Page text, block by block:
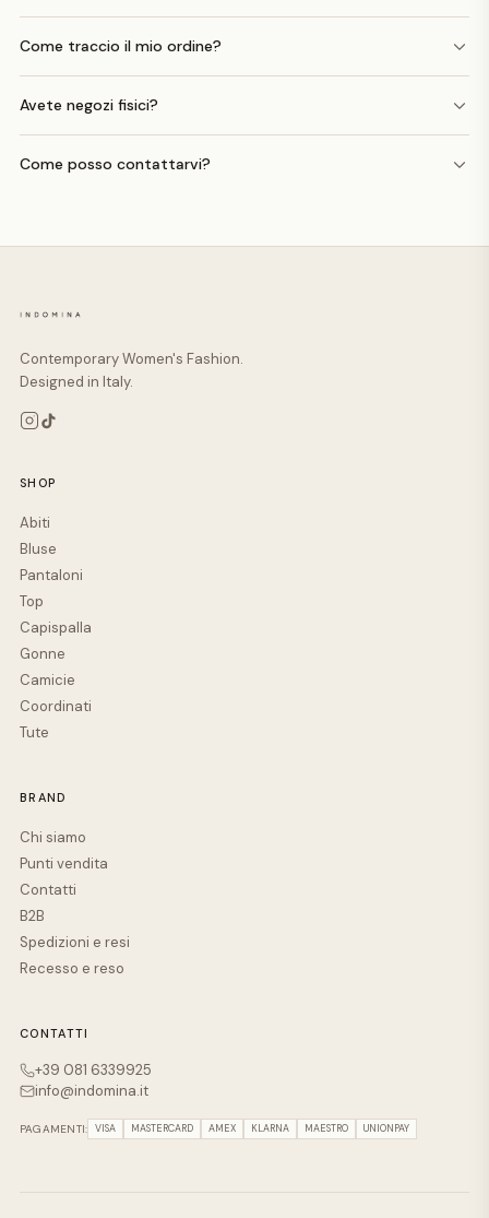
Come traccio il mio ordine?
Avete negozi fisici?
Come posso contattarvi?
Contemporary Women's Fashion.
Designed in Italy.
SHOP
Abiti
Bluse
Pantaloni
Top
Capispalla
Gonne
Camicie
Coordinati
Tute
BRAND
Chi siamo
Punti vendita
Contatti
B2B
Spedizioni e resi
Recesso e reso
CONTATTI
+39 081 6339925
info@indomina.it
PAGAMENTI: VISA MASTERCARD AMEX KLARNA MAESTRO UNIONPAY